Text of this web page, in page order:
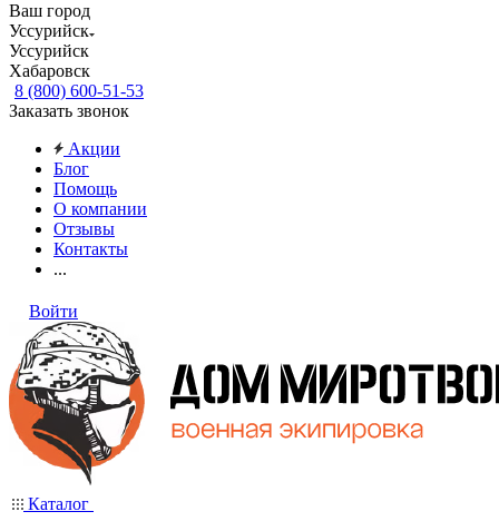
Ваш город
Уссурийск
Уссурийск
Хабаровск
8 (800) 600-51-53
Заказать звонок
Акции
Блог
Помощь
О компании
Отзывы
Контакты
...
Войти
Каталог